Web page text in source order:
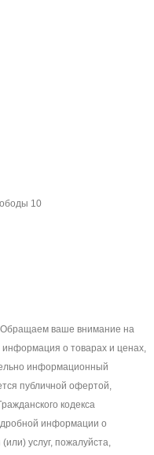
10
ваше внимание на
информация о товарах и ценах,
информационный
публичной офертой,
кодекса
информации о
услуг, пожалуйста,